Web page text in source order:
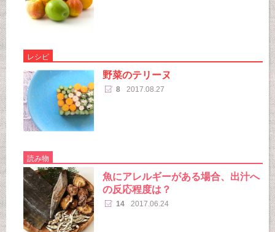
レシピ
野菜のテリーヌ
8 2017.08.27
読み物
魚にアレルギーがある場合、出汁へ
の反応程度は？
14 2017.06.24